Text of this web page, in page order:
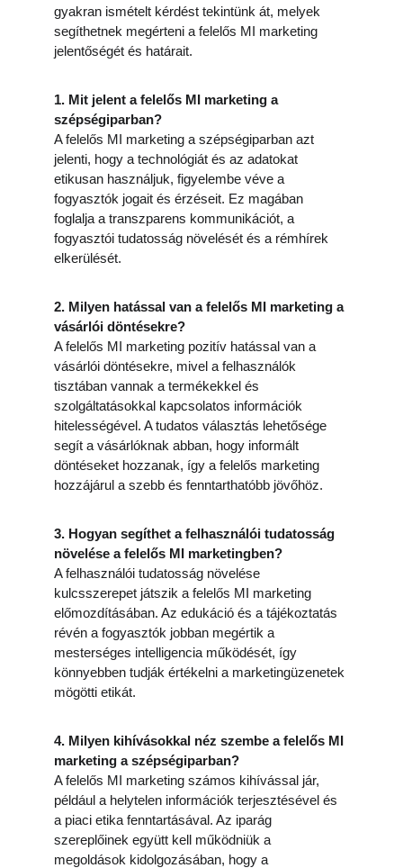
gyakran ismételt kérdést tekintünk át, melyek
segíthetnek megérteni a felelős MI marketing
jelentőségét és határait.
1. Mit jelent a felelős MI marketing a
szépségiparban?
A felelős MI marketing a szépségiparban azt
jelenti, hogy a technológiát és az adatokat
etikusan használjuk, figyelembe véve a
fogyasztók jogait és érzéseit. Ez magában
foglalja a transzparens kommunikációt, a
fogyasztói tudatosság növelését és a rémhírek
elkerülését.
2. Milyen hatással van a felelős MI marketing a
vásárlói döntésekre?
A felelős MI marketing pozitív hatással van a
vásárlói döntésekre, mivel a felhasználók
tisztában vannak a termékekkel és
szolgáltatásokkal kapcsolatos információk
hitelességével. A tudatos választás lehetősége
segít a vásárlóknak abban, hogy informált
döntéseket hozzanak, így a felelős marketing
hozzájárul a szebb és fenntarthatóbb jövőhöz.
3. Hogyan segíthet a felhasználói tudatosság
növelése a felelős MI marketingben?
A felhasználói tudatosság növelése
kulcsszerepet játszik a felelős MI marketing
előmozdításában. Az edukáció és a tájékoztatás
révén a fogyasztók jobban megértik a
mesterséges intelligencia működését, így
könnyebben tudják értékelni a marketingüzenetek
mögötti etikát.
4. Milyen kihívásokkal néz szembe a felelős MI
marketing a szépségiparban?
A felelős MI marketing számos kihívással jár,
például a helytelen információk terjesztésével és
a piaci etika fenntartásával. Az iparág
szereplőinek együtt kell működniük a
megoldások kidolgozásában, hogy a